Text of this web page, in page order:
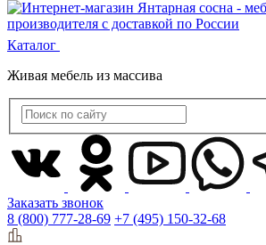
Каталог
Живая мебель из массива
Заказать звонок
8 (800) 777-28-69 +7 (495) 150-32-68